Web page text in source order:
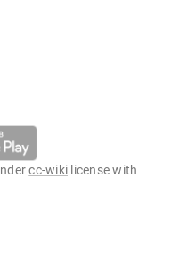
cc-wiki license with